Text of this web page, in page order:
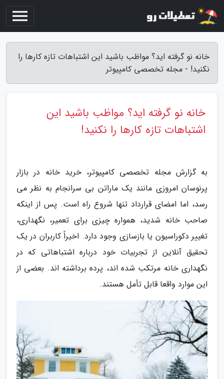
خانه نو گرفته اید؟ مواظب باشید این اشتباهات تازه کارها را
نکنید! - مجله تخصصی کامپیوتر
خانه نو گرفته اید؟ مواظب باشید این
اشتباهات تازه کارها را نکنید!
به گزارش مجله تخصصی کامپیوتر، خرید خانه در بازار
پرنوسان امروزی مانند یک ماراتن بی سرانجام به نظر می
رسد، اما امضای قرارداد تنها شروع راه است. پس از اینکه
صاحب خانه شدید، همواره چیزی برای تعمیر، نگهداری،
تغییر دکوراسیون یا بازسازی وجود دارد. اخیراً کاربران در یک
تحقیق آنلاین از تجربیات خود درباره اشتباهاتی که در
نگهداری خانه مرتکب شده اند، پرده برداشته اند. بعضی از
این موارد واقعا قابل تأمل هستند.